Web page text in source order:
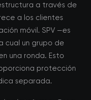
a través de
a los clientes
móvil. SPV —es
cual un grupo de
una ronda. Esto
protección
separada.